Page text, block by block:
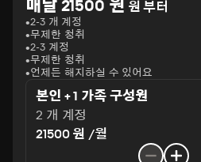
매달 21500 원 원 부터
2-3 개 계정
무제한 청취
2-3 계정
무제한 청취
언제든 해지하실 수 있어요
본인 + 1 가족 구성원
2 개 계정
21500 원 /월